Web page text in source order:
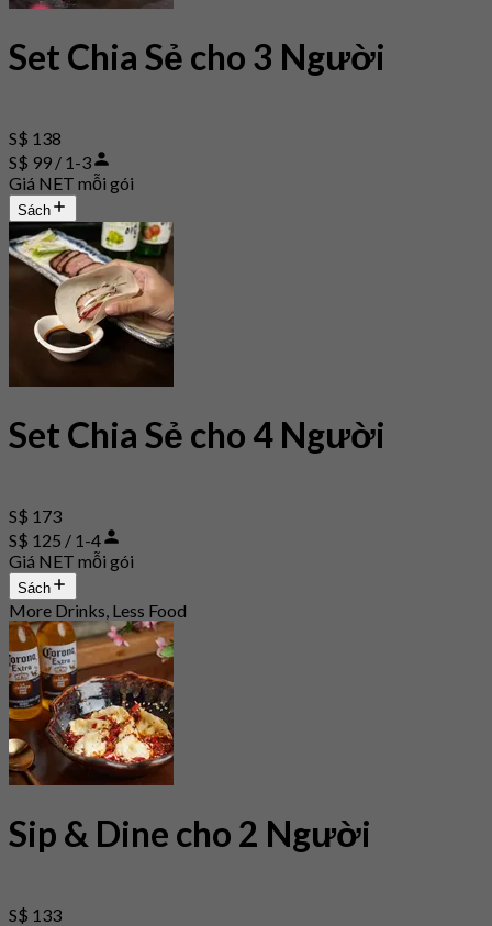
Set Chia Sẻ cho 3 Người
S$ 138
S$ 99 / 1-3
Giá NET mỗi gói
Sách
Set Chia Sẻ cho 4 Người
S$ 173
S$ 125 / 1-4
Giá NET mỗi gói
Sách
More Drinks, Less Food
Sip & Dine cho 2 Người
S$ 133